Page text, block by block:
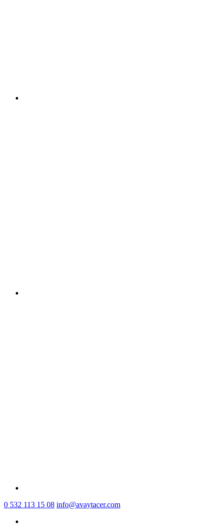
0 532 113 15 08 info@avaytacer.com